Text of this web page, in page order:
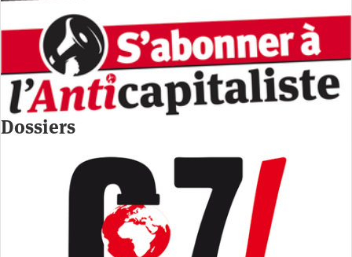
Dossiers